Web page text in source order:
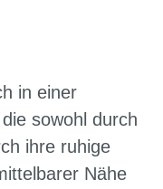
in einer
sowohl durch
ihre ruhige
Nähe